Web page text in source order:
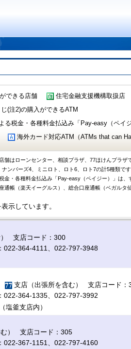
できる店舗 住宅金融支援機構取扱店
(注2)の購入ができるATM
る税金・各種料金払込み「Pay-easy（ペイ
海外カード対応ATM（ATMs that can
舗はローンセンター、相談プラザ、77ほけんプラザで
ンバーズ4、ミニロト、ロト6、ロト7の計5種類です
金・各種料金払込み「Pay-easy（ペイジー）」は、
通帳（楽天イーグルス）、総合口座通帳（ベガルタ
示しています。
支店コード：300
022-364-4111、022-797-3948
支店（出張所を含む） 支店コード：
022-364-1335、022-797-3992
塩釜支店内）
） 支店コード：305
022-367-1151、022-797-4160